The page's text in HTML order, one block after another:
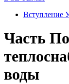
Вступление
Часть
воды